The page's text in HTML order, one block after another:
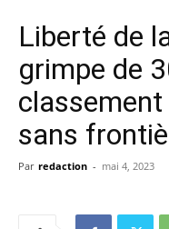
Liberté de
grimpe de
sans
Par redaction - mai 4, 2023